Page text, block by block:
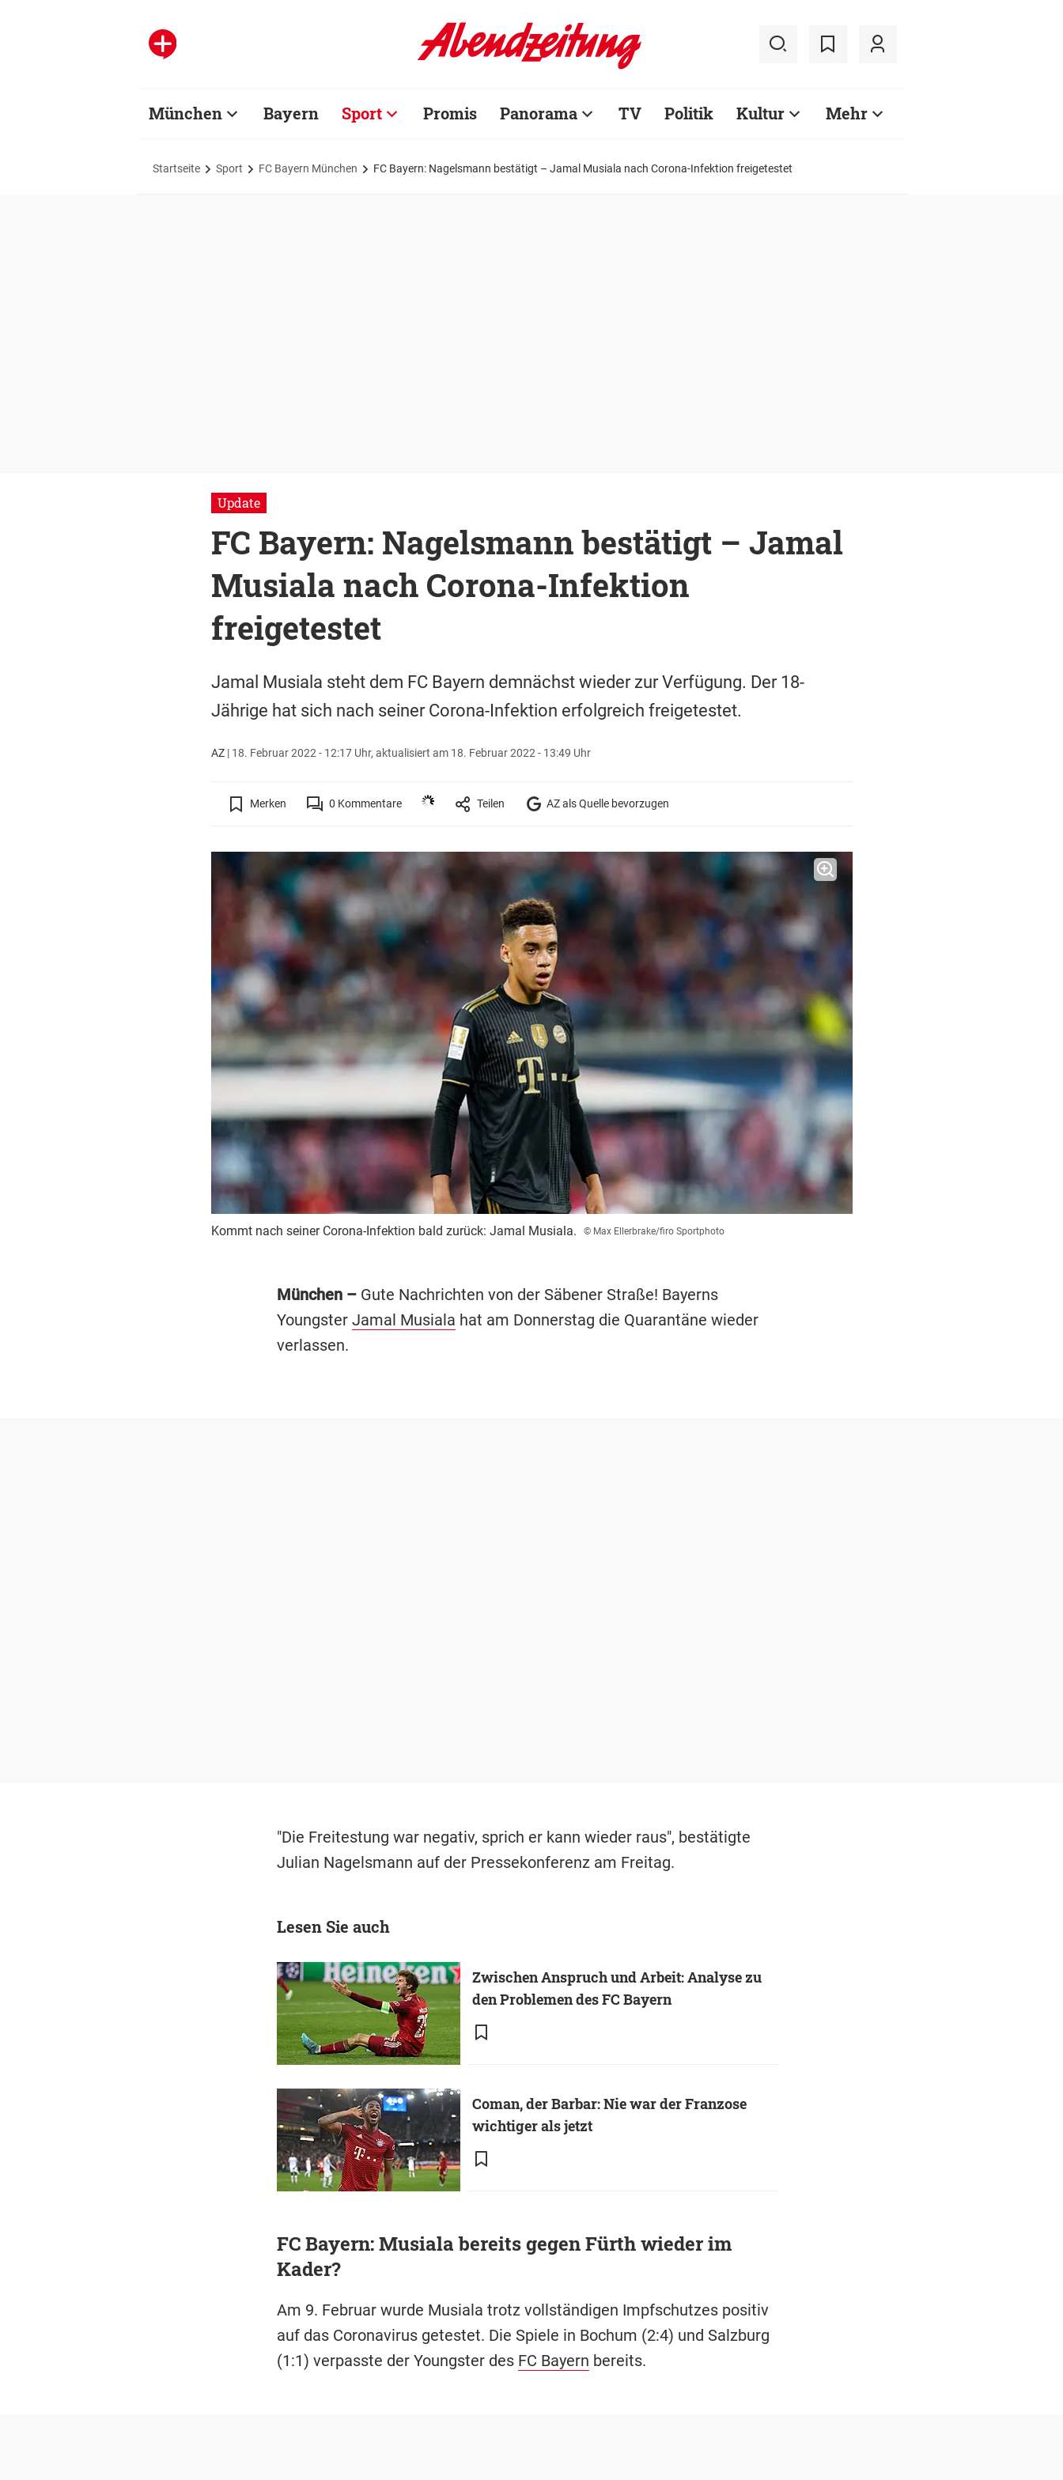
München Bayern Sport Promis Panorama TV Politik Kultur Mehr
Startseite Sport FC Bayern München FC Bayern: Nagelsmann bestätigt – Jamal Musiala nach Corona-Infektion freigetestet
Update
FC Bayern: Nagelsmann bestätigt – Jamal
Musiala nach Corona-Infektion
freigetestet
Jamal Musiala steht dem FC Bayern demnächst wieder zur Verfügung. Der 18-
Jährige hat sich nach seiner Corona-Infektion erfolgreich freigetestet.
AZ| 18. Februar 2022 - 12:17 Uhr, aktualisiert am 18. Februar 2022 - 13:49 Uhr
Merken 0 Kommentare Teilen AZ als Quelle bevorzugen
Kommt nach seiner Corona-Infektion bald zurück: Jamal Musiala. © Max Ellerbrake/firo Sportphoto
München – Gute Nachrichten von der Säbener Straße! Bayerns
Youngster Jamal Musiala hat am Donnerstag die Quarantäne wieder
verlassen.
"Die Freitestung war negativ, sprich er kann wieder raus", bestätigte
Julian Nagelsmann auf der Pressekonferenz am Freitag.
Lesen Sie auch
Zwischen Anspruch und Arbeit: Analyse zu
den Problemen des FC Bayern
Coman, der Barbar: Nie war der Franzose
wichtiger als jetzt
FC Bayern: Musiala bereits gegen Fürth wieder im
Kader?
Am 9. Februar wurde Musiala trotz vollständigen Impfschutzes positiv
auf das Coronavirus getestet. Die Spiele in Bochum (2:4) und Salzburg
(1:1) verpasste der Youngster des FC Bayern bereits.